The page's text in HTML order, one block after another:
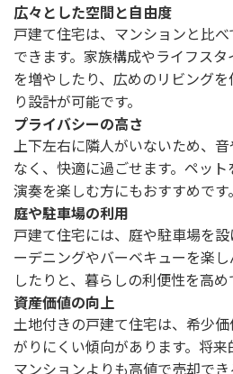
広々とした空間と自由度
戸建て住宅は、マンションと比
できます。家族構成やライフス
を増やしたり、広めのリビング
り設計が可能です。
プライバシーの高さ
上下左右に隣人がいないため、
なく、快適に過ごせます。ペッ
演奏を楽しむ方にもおすすめです。
庭や駐車場の利用
戸建て住宅には、庭や駐車場を
ーデニングやバーベキューを楽
したりと、暮らしの利便性を高め
資産価値の向上
土地付きの戸建て住宅は、希少
がりにくい傾向があります。将来
マンションよりも高値で売却でき